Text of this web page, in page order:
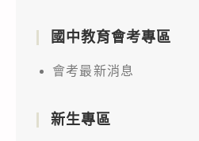
國中教育會考專區
會考最新消息
新生專區